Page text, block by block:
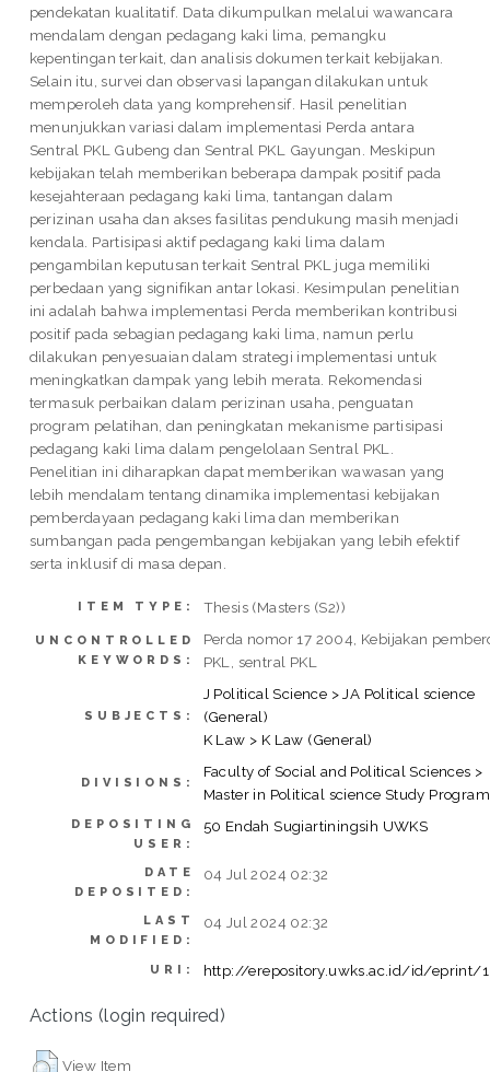
pendekatan kualitatif. Data dikumpulkan melalui wawancara
mendalam dengan pedagang kaki lima, pemangku
kepentingan terkait, dan analisis dokumen terkait kebijakan.
Selain itu, survei dan observasi lapangan dilakukan untuk
memperoleh data yang komprehensif. Hasil penelitian
menunjukkan variasi dalam implementasi Perda antara
Sentral PKL Gubeng dan Sentral PKL Gayungan. Meskipun
kebijakan telah memberikan beberapa dampak positif pada
kesejahteraan pedagang kaki lima, tantangan dalam
perizinan usaha dan akses fasilitas pendukung masih menjadi
kendala. Partisipasi aktif pedagang kaki lima dalam
pengambilan keputusan terkait Sentral PKL juga memiliki
perbedaan yang signifikan antar lokasi. Kesimpulan penelitian
ini adalah bahwa implementasi Perda memberikan kontribusi
positif pada sebagian pedagang kaki lima, namun perlu
dilakukan penyesuaian dalam strategi implementasi untuk
meningkatkan dampak yang lebih merata. Rekomendasi
termasuk perbaikan dalam perizinan usaha, penguatan
program pelatihan, dan peningkatan mekanisme partisipasi
pedagang kaki lima dalam pengelolaan Sentral PKL.
Penelitian ini diharapkan dapat memberikan wawasan yang
lebih mendalam tentang dinamika implementasi kebijakan
pemberdayaan pedagang kaki lima dan memberikan
sumbangan pada pengembangan kebijakan yang lebih efektif
serta inklusif di masa depan.
ITEM TYPE: Thesis (Masters (S2))
UNCONTROLLED
KEYWORDS:
Perda nomor 17 2004, Kebijakan
PKL, sentral PKL
SUBJECTS:
J Political Science > JA Political science
(General)
K Law > K Law (General)
DIVISIONS:
Faculty of Social and Political Sciences >
Master in Political science Study Program
DEPOSITING
USER:
50 Endah Sugiartiningsih UWKS
DATE
DEPOSITED:
04 Jul 2024 02:32
LAST
MODIFIED:
04 Jul 2024 02:32
URI: http://erepository.uwks.ac.id/id/eprint/
Actions (login required)
View Item